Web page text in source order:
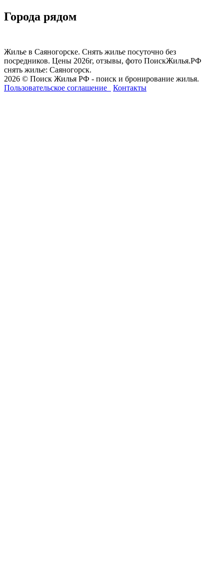
Города рядом
Жилье в Саяногорске. Снять жилье посуточно без
посредников. Цены 2026г, отзывы, фото ПоискЖилья.РФ
снять жилье: Саяногорск.
2026 © Поиск Жилья РФ - поиск и бронирование жилья.
Пользовательское соглашение
Контакты